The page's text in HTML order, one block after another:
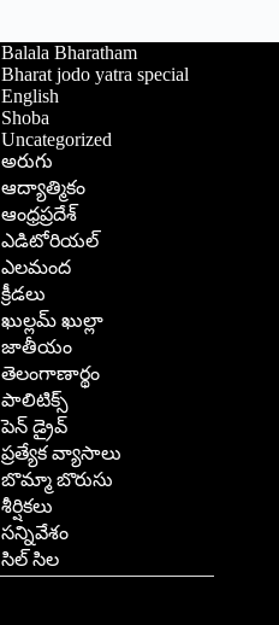
Balala Bharatham
Bharat jodo yatra special
English
Shoba
Uncategorized
అరుగు
ఆద్యాత్మికం
ఆంధ్రప్రదేశ్
ఎడిటోరియల్
ఎలమంద
క్రీడలు
ఖుల్లమ్ ఖుల్లా
జాతీయం
తెలంగాణార్థం
పాలిటిక్స్
పెన్ డ్రైవ్
ప్రత్యేక వ్యాసాలు
బొమ్మా బొరుసు
శీర్షికలు
సన్నివేశం
సిల్ సిల